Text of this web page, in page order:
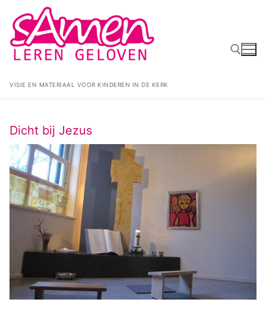
naar
inhoud
VISIE EN MATERIAAL VOOR KINDEREN IN DE KERK
Dicht bij Jezus